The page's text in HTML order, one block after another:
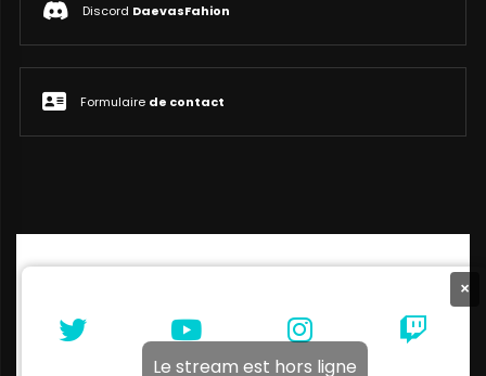
Discord DaevasFahion
Formulaire de contact
×
Le stream est hors ligne